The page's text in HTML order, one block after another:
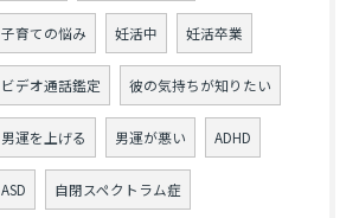
子育ての悩み 妊活中 妊活卒業
ビデオ通話鑑定 彼の気持ちが知りたい
男運を上げる 男運が悪い ADHD
ASD 自閉スペクトラム症